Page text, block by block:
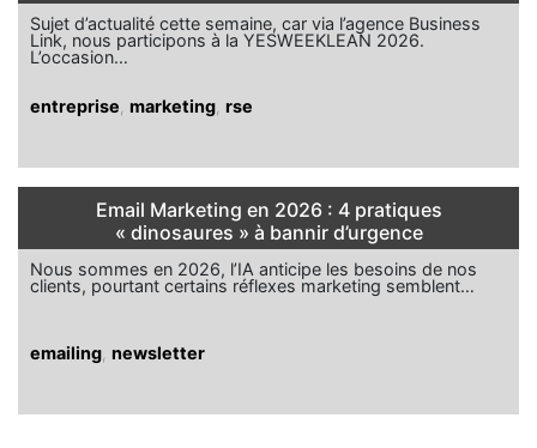
Sujet d’actualité cette semaine, car via l’agence Business
Link, nous participons à la YESWEEKLEAN 2026.
L’occasion…
entreprise marketing rse
Email Marketing en 2026 : 4 pratiques
« dinosaures » à bannir d’urgence
Nous sommes en 2026, l’IA anticipe les besoins de nos
clients, pourtant certains réflexes marketing semblent…
emailing newsletter